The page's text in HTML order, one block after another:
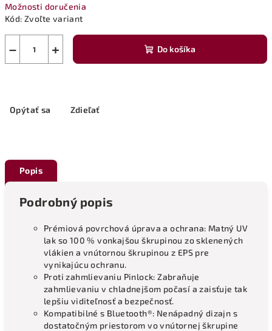
Možnosti doručenia
Kód: Zvoľte variant
+
− Do košíka
Opýtať sa Zdieľať
Popis
Podrobný popis
Prémiová povrchová úprava a ochrana: Matný UV
lak so 100 % vonkajšou škrupinou zo sklenených
vlákien a vnútornou škrupinou z EPS pre
vynikajúcu ochranu.
Proti zahmlievaniu Pinlock: Zabraňuje
zahmlievaniu v chladnejšom počasí a zaisťuje tak
lepšiu viditeľnosť a bezpečnosť.
Kompatibilné s Bluetooth®: Nenápadný dizajn s
dostatočným priestorom vo vnútornej škrupine